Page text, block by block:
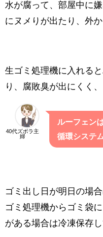
水が腐って、部屋中に
にヌメりが出たり、外
生ゴミ処理機に入れる
り、腐敗臭が出にくく
40代ズボラ主
婦
ルーフェン
循環システ
ゴミ出し日が明日の場
ゴミ処理機からゴミ袋
がある場合は冷凍保存